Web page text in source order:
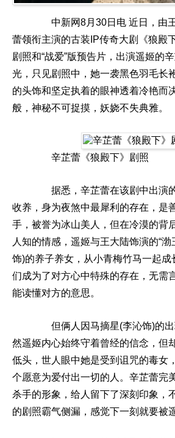
中新网8月30日电 近日，由
蕾领衔主演的古装IP传奇大剧《狼殿
剧照和“战爱”版预告片，出演遥姬的
光，只见剧照中，她一袭黑色羽毛长
的头饰和坚定执着的眼神透着冷艳而
般，神秘不可捉摸，妖娆不失典雅。
辛芷蕾《狼殿下》剧照
据悉，辛芷蕾在该剧中出演
收养，身为夜煞中最犀利的存在，是
手，被誉为冰山美人，但在冷漠的背
人知的情感，遥姬与王大陆饰演的“渤
饰)的养子养女，从小青梅竹马一起
们成为了对方心中特殊的存在，无需
能读懂对方的意思。
但俩人因马摘星(李沁饰)的出
然遥姬内心始终守着曾经的信念，但
低头，世人眼中她是受到诅咒的毒女
个愿意为爱付出一切的人。辛芷蕾完
杀手的形象，给人留下了深刻印象，
的剧照霸气侧漏，感觉下一刻就要被